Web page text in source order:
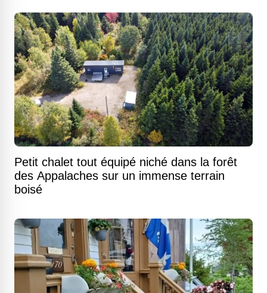
Petit chalet tout équipé niché dans la forêt
des Appalaches sur un immense terrain
boisé